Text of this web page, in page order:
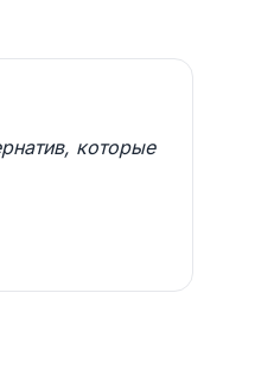
которые